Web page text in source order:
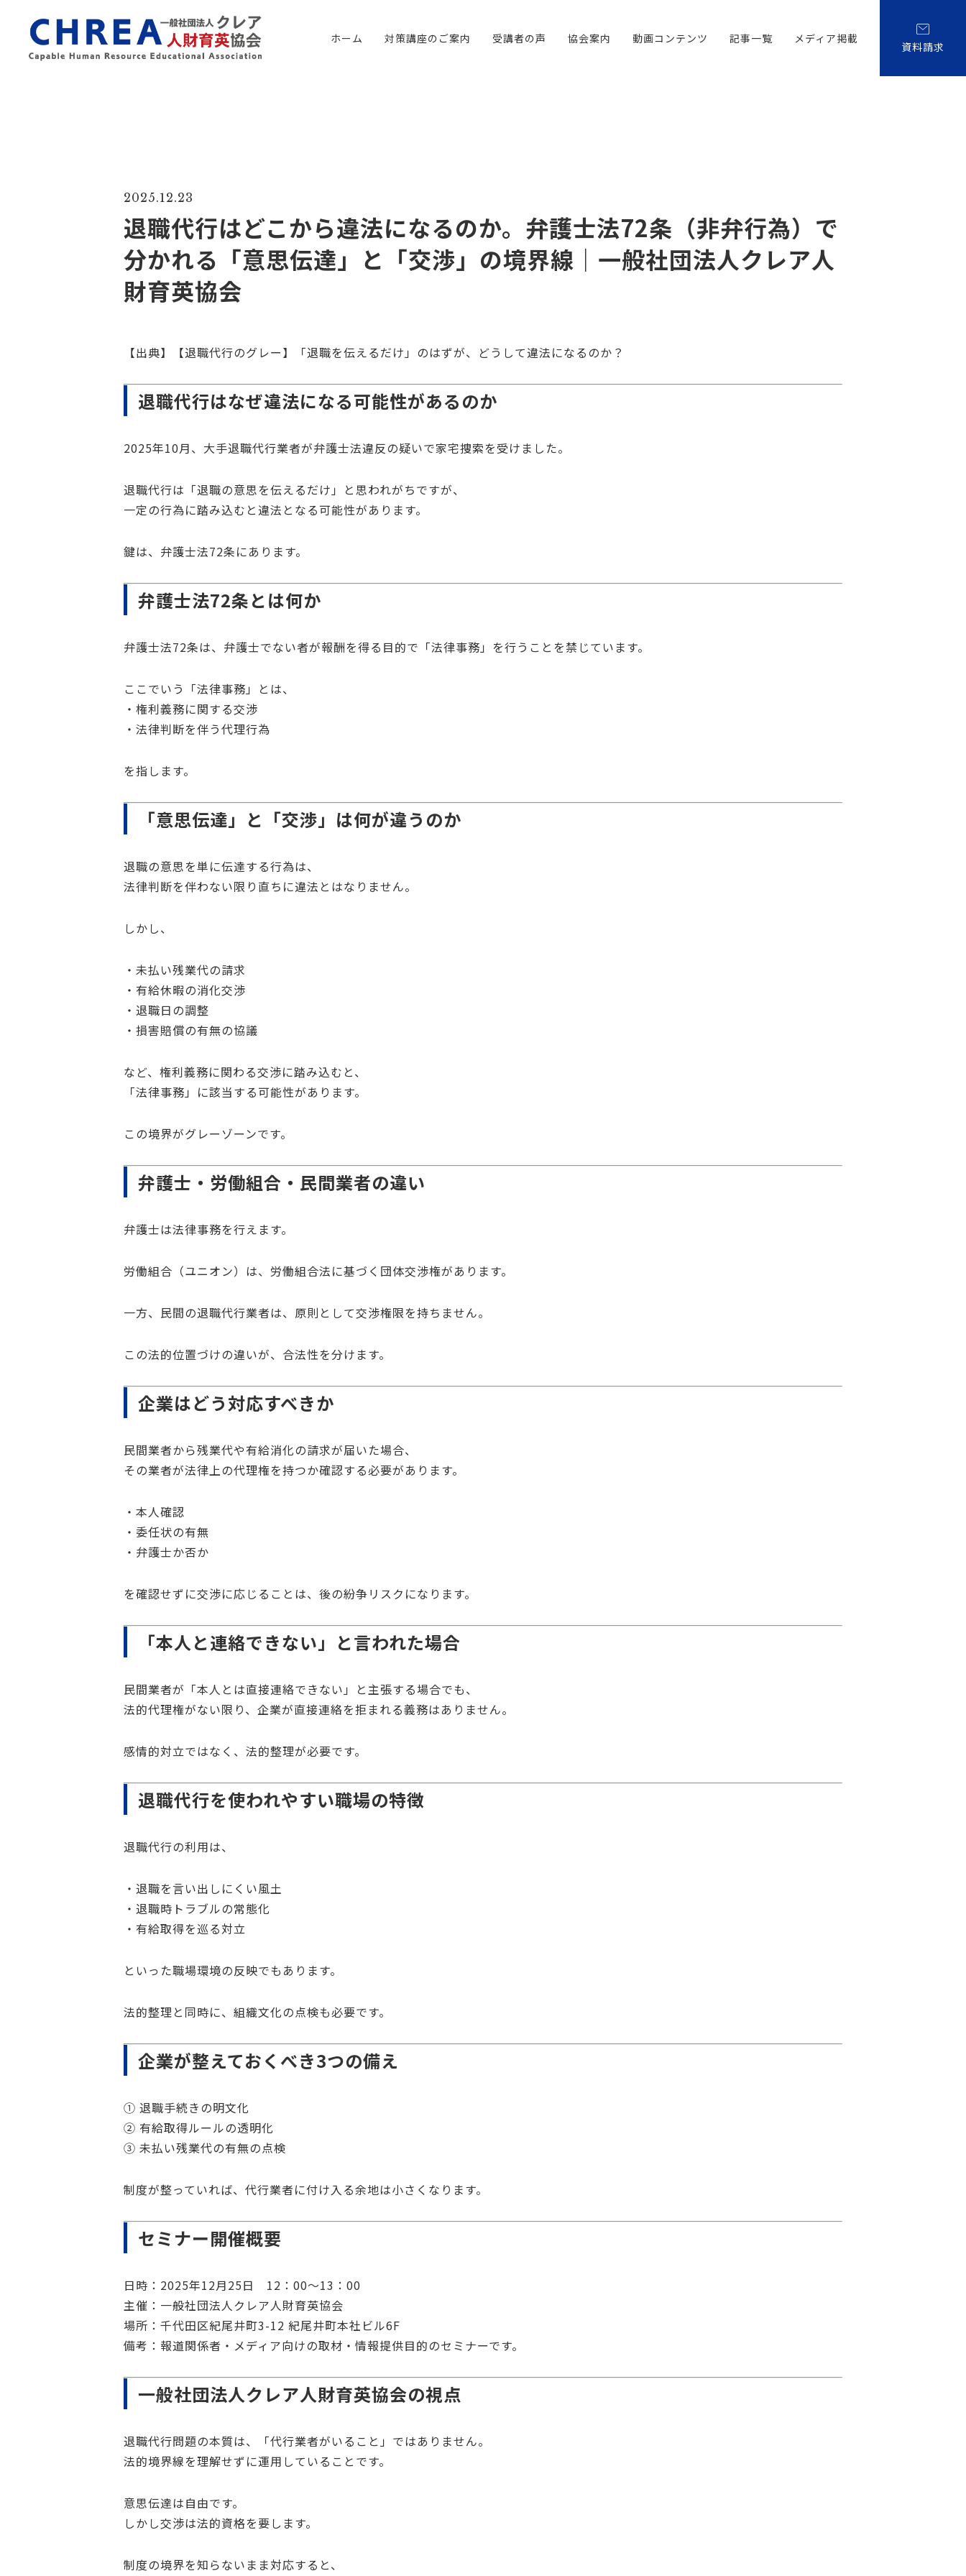
ホーム 対策講座のご案内 受講者の声 協会案内 動画コンテンツ 記事一覧 メディア掲載
資料請求
2025.12.23
退職代行はどこから違法になるのか。弁護士法72条（非弁行為）で
分かれる「意思伝達」と「交渉」の境界線｜一般社団法人クレア人
財育英協会
【出典】 【退職代行のグレー】「退職を伝えるだけ」のはずが、どうして違法になるのか？
退職代行はなぜ違法になる可能性があるのか
2025年10月、大手退職代行業者が弁護士法違反の疑いで家宅捜索を受けました。
退職代行は「退職の意思を伝えるだけ」と思われがちですが、
一定の行為に踏み込むと違法となる可能性があります。
鍵は、弁護士法72条にあります。
弁護士法72条とは何か
弁護士法72条は、弁護士でない者が報酬を得る目的で「法律事務」を行うことを禁じています。
ここでいう「法律事務」とは、
・権利義務に関する交渉
・法律判断を伴う代理行為
を指します。
「意思伝達」と「交渉」は何が違うのか
退職の意思を単に伝達する行為は、
法律判断を伴わない限り直ちに違法とはなりません。
しかし、
・未払い残業代の請求
・有給休暇の消化交渉
・退職日の調整
・損害賠償の有無の協議
など、権利義務に関わる交渉に踏み込むと、
「法律事務」に該当する可能性があります。
この境界がグレーゾーンです。
弁護士・労働組合・民間業者の違い
弁護士は法律事務を行えます。
労働組合（ユニオン）は、労働組合法に基づく団体交渉権があります。
一方、民間の退職代行業者は、原則として交渉権限を持ちません。
この法的位置づけの違いが、合法性を分けます。
企業はどう対応すべきか
民間業者から残業代や有給消化の請求が届いた場合、
その業者が法律上の代理権を持つか確認する必要があります。
・本人確認
・委任状の有無
・弁護士か否か
を確認せずに交渉に応じることは、後の紛争リスクになります。
「本人と連絡できない」と言われた場合
民間業者が「本人とは直接連絡できない」と主張する場合でも、
法的代理権がない限り、企業が直接連絡を拒まれる義務はありません。
感情的対立ではなく、法的整理が必要です。
退職代行を使われやすい職場の特徴
退職代行の利用は、
・退職を言い出しにくい風土
・退職時トラブルの常態化
・有給取得を巡る対立
といった職場環境の反映でもあります。
法的整理と同時に、組織文化の点検も必要です。
企業が整えておくべき3つの備え
① 退職手続きの明文化
② 有給取得ルールの透明化
③ 未払い残業代の有無の点検
制度が整っていれば、代行業者に付け入る余地は小さくなります。
セミナー開催概要
日時：2025年12月25日 12：00〜13：00
主催：一般社団法人クレア人財育英協会
場所：千代田区紀尾井町3-12 紀尾井町本社ビル6F
備考：報道関係者・メディア向けの取材・情報提供目的のセミナーです。
一般社団法人クレア人財育英協会の視点
退職代行問題の本質は、「代行業者がいること」ではありません。
法的境界線を理解せずに運用していることです。
意思伝達は自由です。
しかし交渉は法的資格を要します。
制度の境界を知らないまま対応すると、